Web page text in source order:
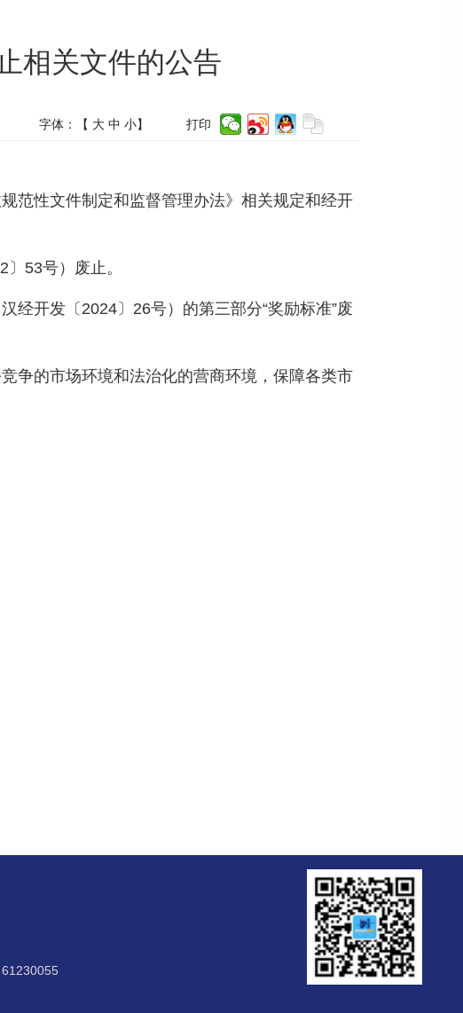
相关文件的公告
字体：【 大 中 小】 打印
范性文件制定和监督管理办法》相关规定和经开
53号）废止。
经开发〔2024〕26号）的第三部分“奖励标准”废
争的市场环境和法治化的营商环境，保障各类市